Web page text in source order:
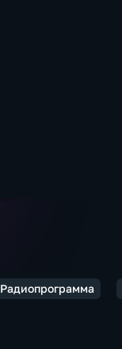
Радиопрограмма